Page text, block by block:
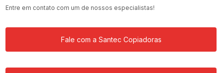
Entre em contato com um de nossos especialistas!
Fale com a Santec Copiadoras